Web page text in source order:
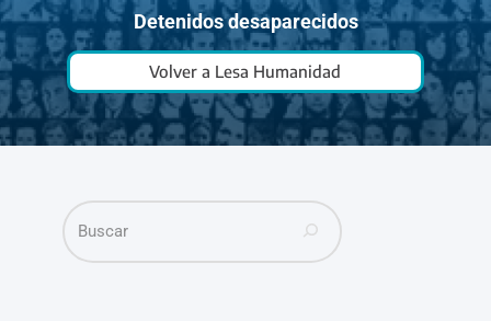
Detenidos desaparecidos
Volver a Lesa Humanidad